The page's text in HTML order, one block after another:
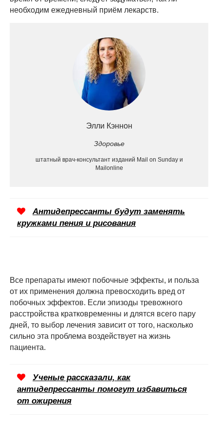
необходим ежедневный приём лекарств.
Элли Кэннон
Здоровье
штатный врач-консультант изданий Mail on Sunday и
Mailonline
Антидепрессанты будут заменять
кружками пения и рисования
Все препараты имеют побочные эффекты, и польза
от их применения должна превосходить вред от
побочных эффектов. Если эпизоды тревожного
расстройства кратковременны и длятся всего пару
дней, то выбор лечения зависит от того, насколько
сильно эта проблема воздействует на жизнь
пациента.
Ученые рассказали, как
антидепрессанты помогут избавиться
от ожирения